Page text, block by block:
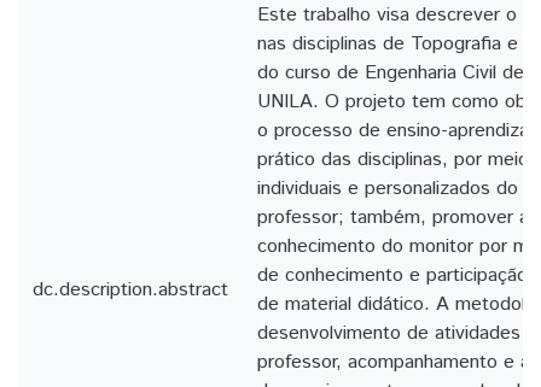
dc.description.abstract
Este trabalho visa descrever o
nas disciplinas de Topografia e
do curso de Engenharia Civil de
UNILA. O projeto tem como
o processo de ensino-
prático das disciplinas, por meio
individuais e personalizados do
professor; também, promover a
conhecimento do monitor por
de conhecimento e participação
de material didático. A
desenvolvimento de atividades
professor, acompanhamento e